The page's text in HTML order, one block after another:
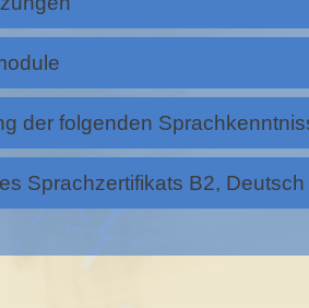
der folgenden
Sprachzertifikats B2, Deutsch